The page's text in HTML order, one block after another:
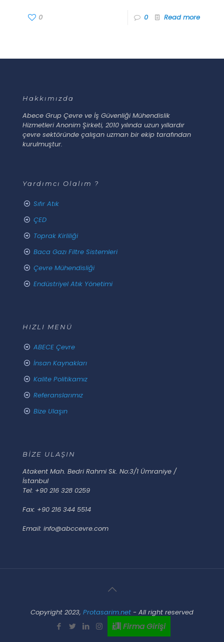
0 0 Read more
Hakkımızda
Abece Grup Çevre ve İş Güvenliği Mühendislik
Hizmetleri Anonim Şirketi, 2010 yılında uzun yıllardır
çevre sektöründe çalışan uzman bir ekip tarafından
kurulmuştur.
Yardımcı Olalım ?
Sıfır Atık
ÇED
Toprak Kirliliği
Baca Gazı Filtre Sistemleri
Çevre Mühendisliği
Endüstriyel Atık Yönetimi
HIZLI MENÜ
ABECE Çevre
İnsan Kaynakları
Kalite Politikamız
Referanslarımız
Bize Ulaşın
BİZE ULAŞIN
Atakent Mah. Bedri Rahmi Sk. No:3/1 Ümraniye /
İstanbul
Tel: +90 216 328 0259
Fax: +90 216 344 5514
Email: info@abccevre.com
Copyright 2023, Protasarim.net - All right reserved
Firma Girişi